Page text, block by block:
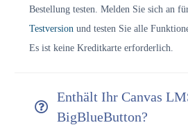
Bestellung testen. Melden Sie sich an
Testversion und testen Sie alle
Es ist keine Kreditkarte erforderlich.
Enthält Ihr Canvas
BigBlueButton?